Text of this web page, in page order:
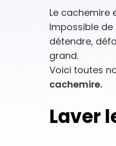
Le cachemire
Impossible
détendre,
grand.
Voici toutes
cachemire.
Laver